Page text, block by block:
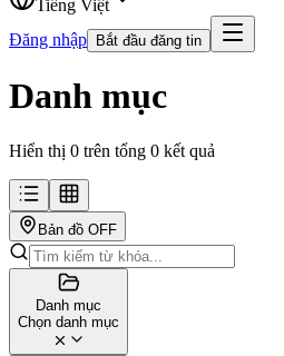
Tiếng Việt
Đăng nhập
Bắt đầu đăng tin
Danh mục
Hiển thị 0 trên tổng 0 kết quả
Bản đồ OFF
Danh mục
Chọn danh mục